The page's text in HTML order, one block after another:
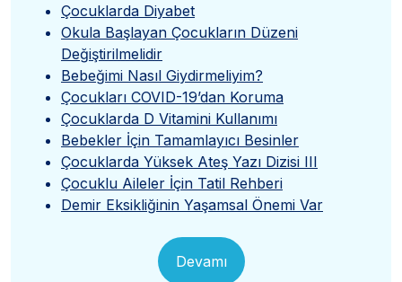
Çocuklarda Diyabet
Okula Başlayan Çocukların Düzeni
Değiştirilmelidir
Bebeğimi Nasıl Giydirmeliyim?
Çocukları COVID-19’dan Koruma
Çocuklarda D Vitamini Kullanımı
Bebekler İçin Tamamlayıcı Besinler
Çocuklarda Yüksek Ateş Yazı Dizisi III
Çocuklu Aileler İçin Tatil Rehberi
Demir Eksikliğinin Yaşamsal Önemi Var
Devamı